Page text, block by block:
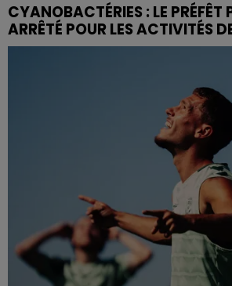
CYANOBACTÉRIES : LE PRÉFÊT
ARRÊTÉ POUR LES ACTIVITÉS